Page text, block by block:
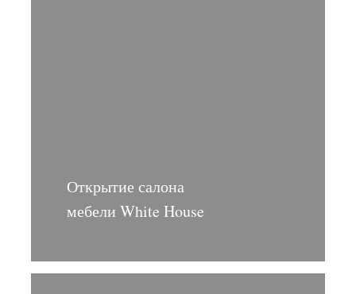
Открытие салона
мебели White House